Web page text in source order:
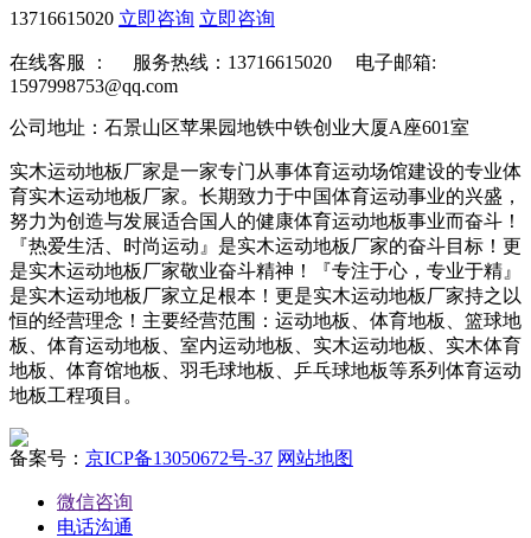
13716615020 立即咨询 立即咨询
在线客服 ：
服务热线：13716615020 电子邮箱:
1597998753@qq.com
公司地址：石景山区苹果园地铁中铁创业大厦A座601室
实木运动地板厂家是一家专门从事体育运动场馆建设的专业体
育实木运动地板厂家。长期致力于中国体育运动事业的兴盛，
努力为创造与发展适合国人的健康体育运动地板事业而奋斗！
『热爱生活、时尚运动』是实木运动地板厂家的奋斗目标！更
是实木运动地板厂家敬业奋斗精神！『专注于心，专业于精』
是实木运动地板厂家立足根本！更是实木运动地板厂家持之以
恒的经营理念！主要经营范围：运动地板、体育地板、篮球地
板、体育运动地板、室内运动地板、实木运动地板、实木体育
地板、体育馆地板、羽毛球地板、乒乓球地板等系列体育运动
地板工程项目。
备案号： 京ICP备13050672号-37 网站地图
微信咨询
电话沟通